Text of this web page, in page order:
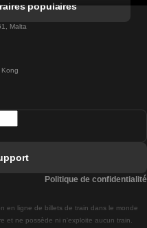
à Lagos
à Madrid
à Braga
populaires
Malta
en ligne de billets de train dans le monde
et ne possède ni n'exploite aucun train.
Politique de confidentialité